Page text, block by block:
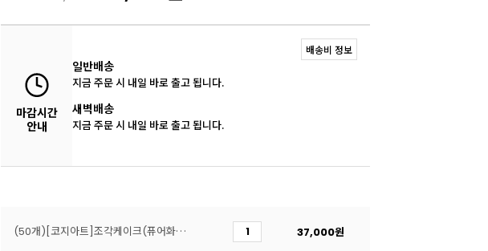
마감시간
안내
일반배송
지금 주문 시 내일 바로 출고 됩니다.
새벽배송
지금 주문 시 내일 바로 출고 됩니다.
배송비 정보
(50개)[코지아트]조각케이크(퓨어화이트/특대) 37,000원